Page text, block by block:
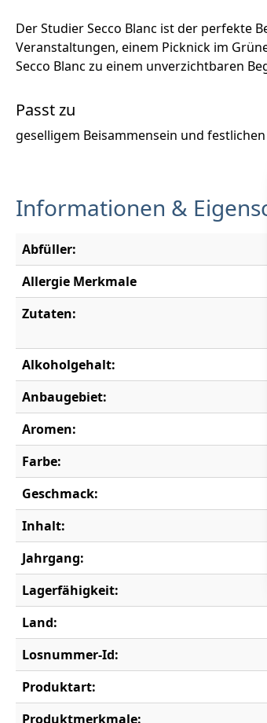
Der Studier Secco Blanc ist der perfekte
Veranstaltungen, einem Picknick im
Secco Blanc zu einem unverzichtbaren
Passt zu
geselligem Beisammensein und festlichen
Informationen &
Abfüller:
Allergie Merkmale
Zutaten:
Alkoholgehalt:
Anbaugebiet:
Aromen:
Farbe:
Geschmack:
Inhalt:
Jahrgang:
Lagerfähigkeit:
Land:
Losnummer-Id:
Produktart:
Produktmerkmale: